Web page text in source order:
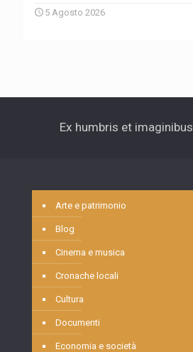
5 Agosto 2026
Ex humbris et imaginibus
Arte e patrimonio
Blog
Cinema e musica
Cronache locali
Cultura
Documenti
Economia e società